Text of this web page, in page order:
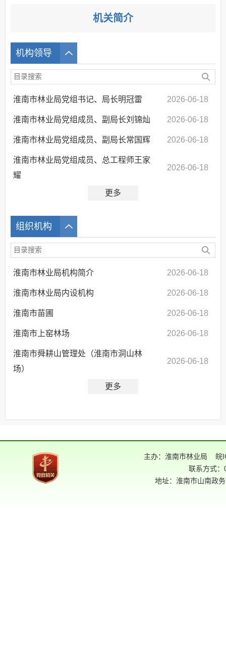
机关简介
机构领导
淮南市林业局党组书记、局长明冠雷 2026-06-18
淮南市林业局党组成员、副局长刘锦灿 2026-06-18
淮南市林业局党组成员、副局长常国辉 2026-06-18
淮南市林业局党组成员、总工程师王家
耀
2026-06-18
更多
组织机构
淮南市林业局机构简介 2026-06-18
淮南市林业局内设机构 2026-06-18
淮南市苗圃 2026-06-18
淮南市上窑林场 2026-06-18
淮南市舜耕山管理处（淮南市洞山林
场）
2026-06-18
更多
主办：淮南市林业局
皖
联系方式
地址：淮南市山南政